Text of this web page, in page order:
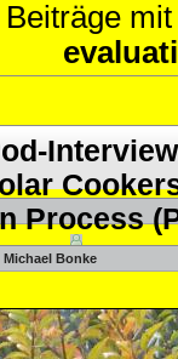
Beiträge
Process
Michael Bonke